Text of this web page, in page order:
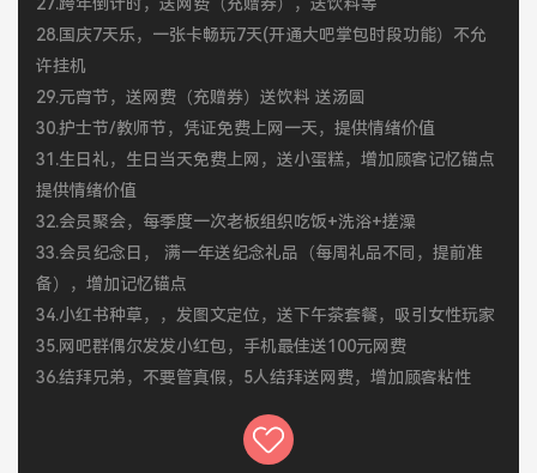
28.国庆7天乐，一张卡畅玩7天(开通大吧掌包时段功能）不允
许挂机
29.元宵节，送网费（充赠券）送饮料 送汤圆
30.护士节/教师节，凭证免费上网一天，提供情绪价值
31.生日礼，生日当天免费上网，送小蛋糕，增加顾客记忆锚点
提供情绪价值
32.会员聚会，每季度一次老板组织吃饭+洗浴+搓澡
33.会员纪念日， 满一年送纪念礼品（每周礼品不同，提前准
备），增加记忆锚点
34.小红书种草，，发图文定位，送下午茶套餐，吸引女性玩家
35.网吧群偶尔发发小红包，手机最佳送100元网费
36.结拜兄弟，不要管真假，5人结拜送网费，增加顾客粘性